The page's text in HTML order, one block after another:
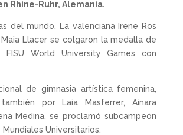
Rhine-Ruhr, Alemania.
del mundo. La valenciana Irene Ros
Llacer se colgaron la medalla de
World University Games con
de gimnasia artística femenina,
por Laia Masferrer, Ainara
Medina, se proclamó subcampeón
Universitarios.